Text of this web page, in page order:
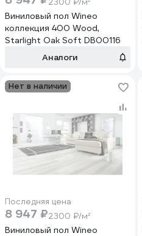
2300 ₽/м²
Виниловый пол Wineo
коллекция 400 Wood,
Starlight Oak Soft DB00116
Аналоги
Нет в наличии
Последняя цена
8 947 ₽2300 ₽/м²
Виниловый пол Wineo